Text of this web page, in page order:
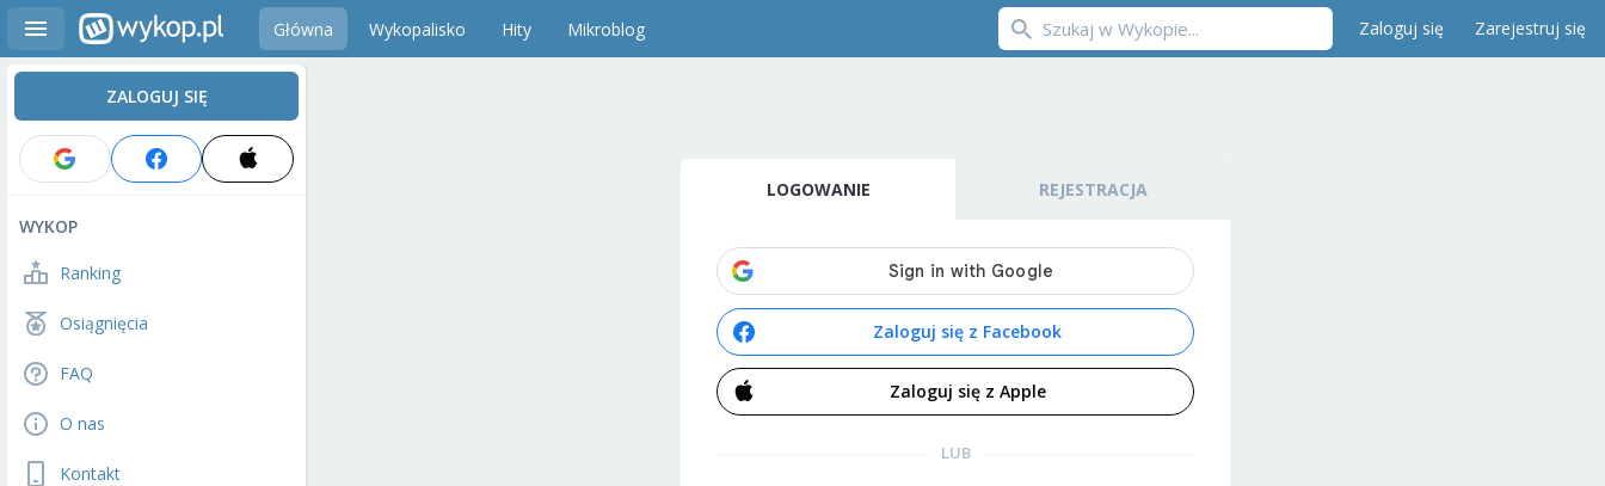
Główna Wykopalisko Hity Mikroblog Zaloguj się Zarejestruj się
ZALOGUJ SIĘ
WYKOP
Ranking
Osiągnięcia
FAQ
O nas
Kontakt
LOGOWANIE REJESTRACJA
Zaloguj się z Facebook
Zaloguj się z Apple
LUB